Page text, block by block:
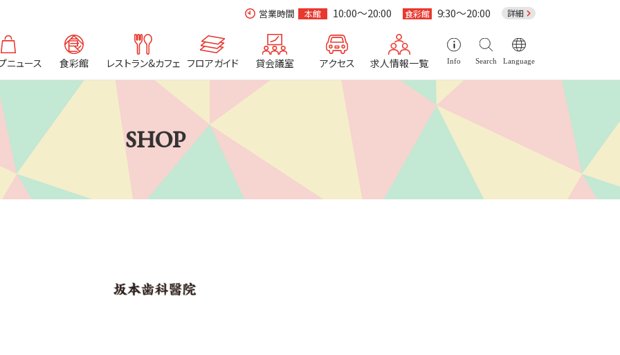
営業時間 本館 10:00～20:00 食彩館 9:30～20:00 詳細
ニュース 食彩館 レストラン&カフェ フロアガイド 貸会議室 アクセス 求人情報一覧 Info Search Language
SHOP